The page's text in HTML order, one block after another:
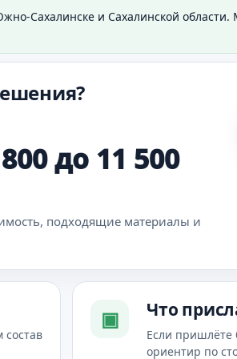
Сахалинске и Сахалинской
до 11 500
подходящие материалы и
состав
▣ Что
Если пришлёте
ориентир по